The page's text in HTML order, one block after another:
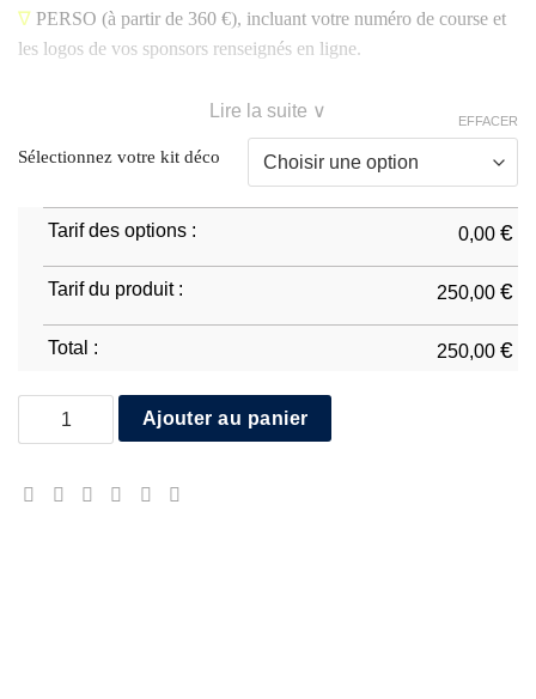
∇ PERSO (à partir de 360 €), incluant votre numéro de course et
les logos de vos sponsors renseignés en ligne.
Lire la suite ∨
Sélectionnez votre kit déco
EFFACER
Tarif des options : 0,00 €
Tarif du produit : 250,00 €
Total : 250,00 €
quantité de Kawasaki ZX-10R 2021/25
Ajouter au panier